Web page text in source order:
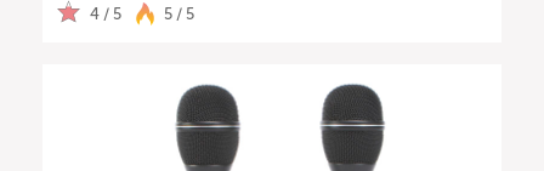
4 / 5 5 / 5